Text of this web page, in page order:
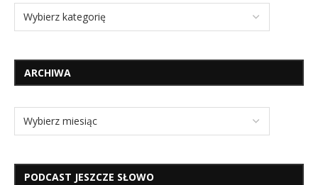
ARCHIWA
PODCAST JESZCZE SŁOWO